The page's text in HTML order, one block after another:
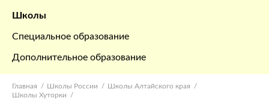
Школы
Специальное образование
Дополнительное образование
Главная Школы России
Школы Алтайского края
Школы Хуторки